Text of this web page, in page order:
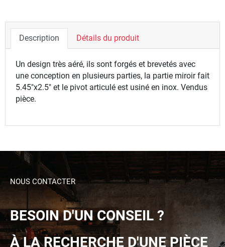
Description Détails du produit
Un design très aéré, ils sont forgés et brevetés avec
une conception en plusieurs parties, la partie miroir fait
5.45"x2.5" et le pivot articulé est usiné en inox. Vendus
pièce.
NOUS CONTACTER
BESOIN D'UN CONSEIL ?
À LA RECHERCHE D'UNE PIÈCE